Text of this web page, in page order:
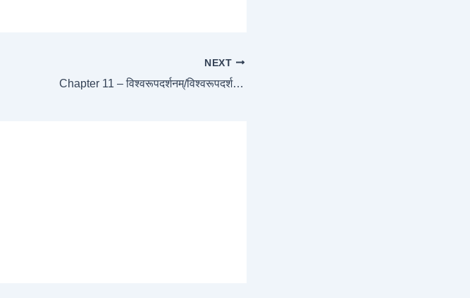
NEXT
Chapter 11 – विश्वरूपदर्शनम्/विश्वरूपदर्शनयोग Shloka-6